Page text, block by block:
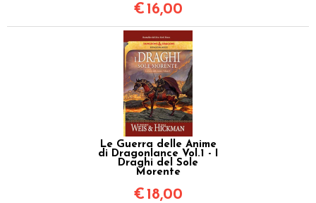
€ 16,00
Le Guerra delle Anime
di Dragonlance Vol.1 - I
Draghi del Sole
Morente
€ 18,00